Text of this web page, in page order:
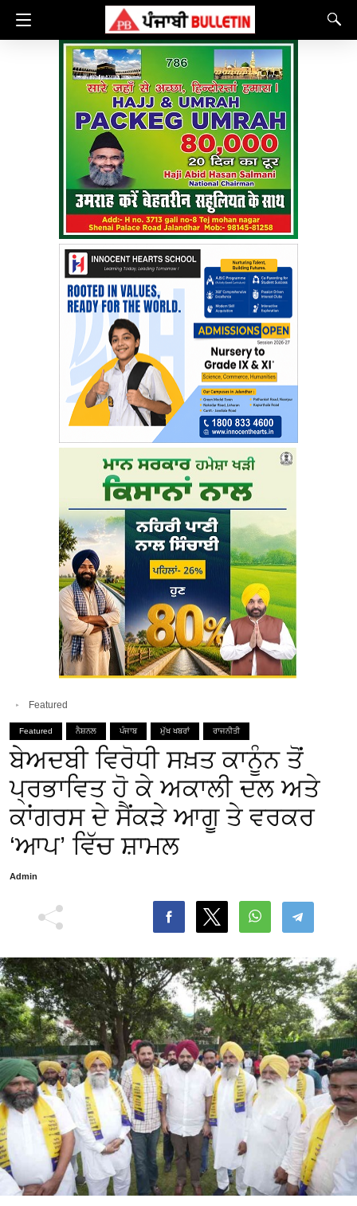
Featured
Featured ਨੈਸ਼ਨਲ ਪੰਜਾਬ ਮੁੱਖ ਖਬਰਾਂ ਰਾਜਨੀਤੀ
ਬੇਅਦਬੀ ਵਿਰੋਧੀ ਸਖ਼ਤ ਕਾਨੂੰਨ ਤੋਂ
ਪ੍ਰਭਾਵਿਤ ਹੋ ਕੇ ਅਕਾਲੀ ਦਲ ਅਤੇ
ਕਾਂਗਰਸ ਦੇ ਸੈਂਕੜੇ ਆਗੂ ਤੇ ਵਰਕਰ
‘ਆਪ’ ਵਿੱਚ ਸ਼ਾਮਲ
Admin